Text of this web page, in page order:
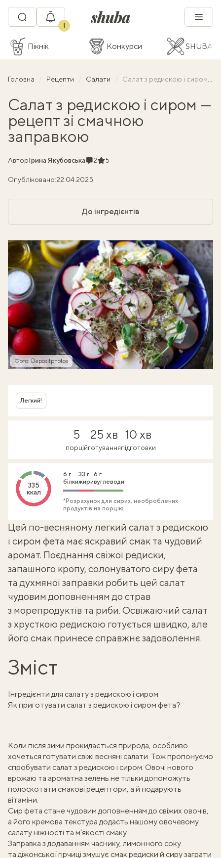
1
Пікнік Конкурси SHUBA
Головна Рецепти Салати Салат з редискою і сиром — рецепт зі смачною заправкою
Салат з редискою і сиром —
рецепт зі смачною
заправкою
АвторІрина ЯкубовськаКоментарі
2Рейтинг
5
Опубліковано:22.04.2025
До інгредієнтів
Фото: Depositphotos
Легкий!
5
порцій
25 хв
готування
10 хв
підготовки
335
ккал
6 г
білки
33 г
жири
6 г
вуглеводи
*Розрахунок для сирих, необроблених
продуктів на порцію
Цей по-весняному легкий салат з редискою
і сиром фета має яскравий смак та чудовий
аромат. Поєднання свіжої редиски,
запашного кропу, солонуватого сиру фета
та духмяної заправки робить цей салат
чудовим доповненням до страв
з морепродуктів та риби. Освіжаючий салат
з хрусткою редискою готується швидко, але
його смак принесе справжнє задоволення.
Зміст
Інгредієнти для салату з редискою і сиром
Як приготувати салат з редискою і сиром фета?
Коли після зими прокидається природа, особливо
хочеться готувати свіжі весняні салати. Тож пропонуємо
спробувати салат з редискою і сиром. Овочі нового
врожаю та ароматна зелень не тільки допоможуть
полоскотати смакові рецептори, а й подарують
вітаміни.
Сир фета стане чудовим доповненням до свіжих овочів,
а його кремова текстура додасть нашому овочевому
салатуніжності та м’якості смаку.
Заправка з додаванням часнику, лимонного соку
тадіжонської гірчиці змушує смак редиски й сиру заграти